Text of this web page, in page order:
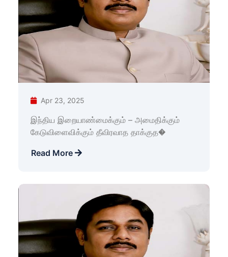
Apr 23, 2025
இந்திய இறையாண்மைக்கும் – அமைதிக்கும்
கேடுவிளைவிக்கும் தீவிரவாத தாக்குத�
Read More